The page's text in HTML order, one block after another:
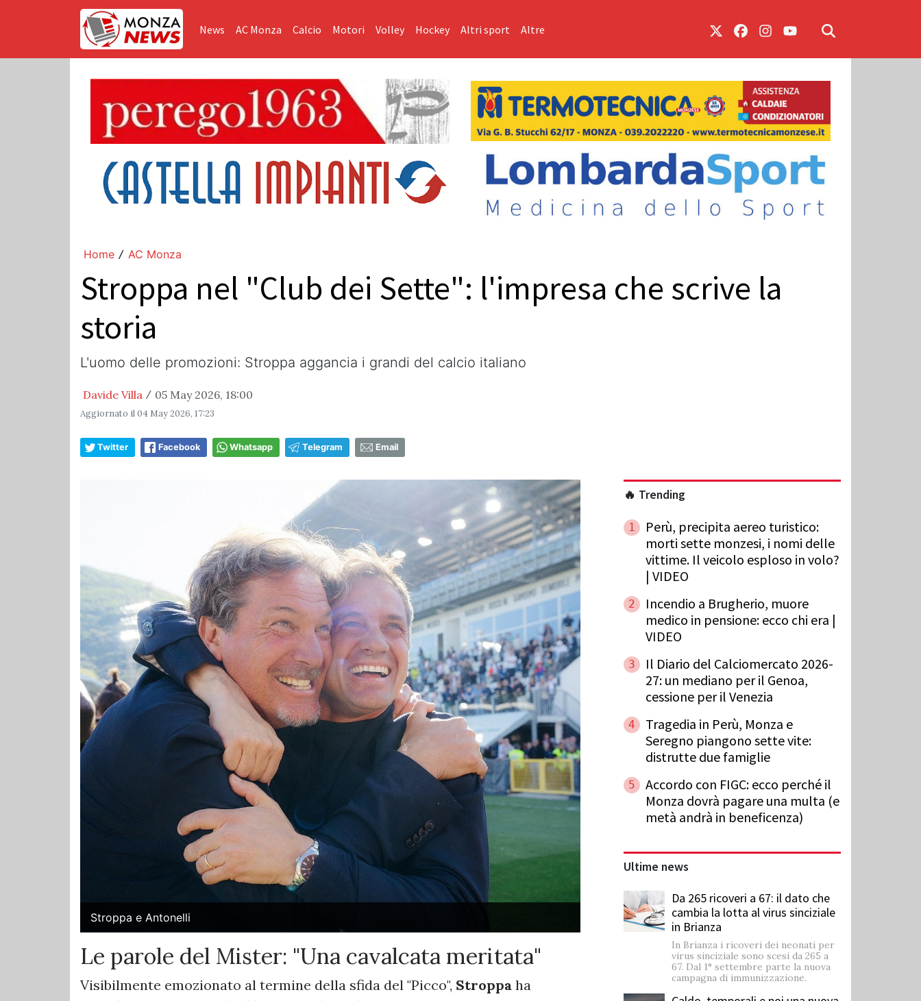
News AC Monza Calcio Motori Volley Hockey Altri sport Altre
Home / AC Monza
Stroppa nel "Club dei Sette": l'impresa che scrive la
storia
L'uomo delle promozioni: Stroppa aggancia i grandi del calcio italiano
Davide Villa / 05 May 2026, 18:00
Aggiornato il04 May 2026, 17:23
Twitter Facebook Whatsapp Telegram Email
Stroppa e Antonelli
Le parole del Mister: "Una cavalcata meritata"
Visibilmente emozionato al termine della sfida del "Picco", Stroppa ha
🔥 Trending
1
Perù, precipita aereo turistico:
morti sette monzesi, i nomi delle
vittime. Il veicolo esploso in volo?
| VIDEO
2
Incendio a Brugherio, muore
medico in pensione: ecco chi era |
VIDEO
3
Il Diario del Calciomercato 2026-
27: un mediano per il Genoa,
cessione per il Venezia
4
Tragedia in Perù, Monza e
Seregno piangono sette vite:
distrutte due famiglie
5
Accordo con FIGC: ecco perché il
Monza dovrà pagare una multa (e
metà andrà in beneficenza)
Ultime news
Da 265 ricoveri a 67: il dato che
cambia la lotta al virus sinciziale
in Brianza
In Brianza i ricoveri dei neonati per
virus sinciziale sono scesi da 265 a
67. Dal 1° settembre parte la nuova
campagna di immunizzazione.